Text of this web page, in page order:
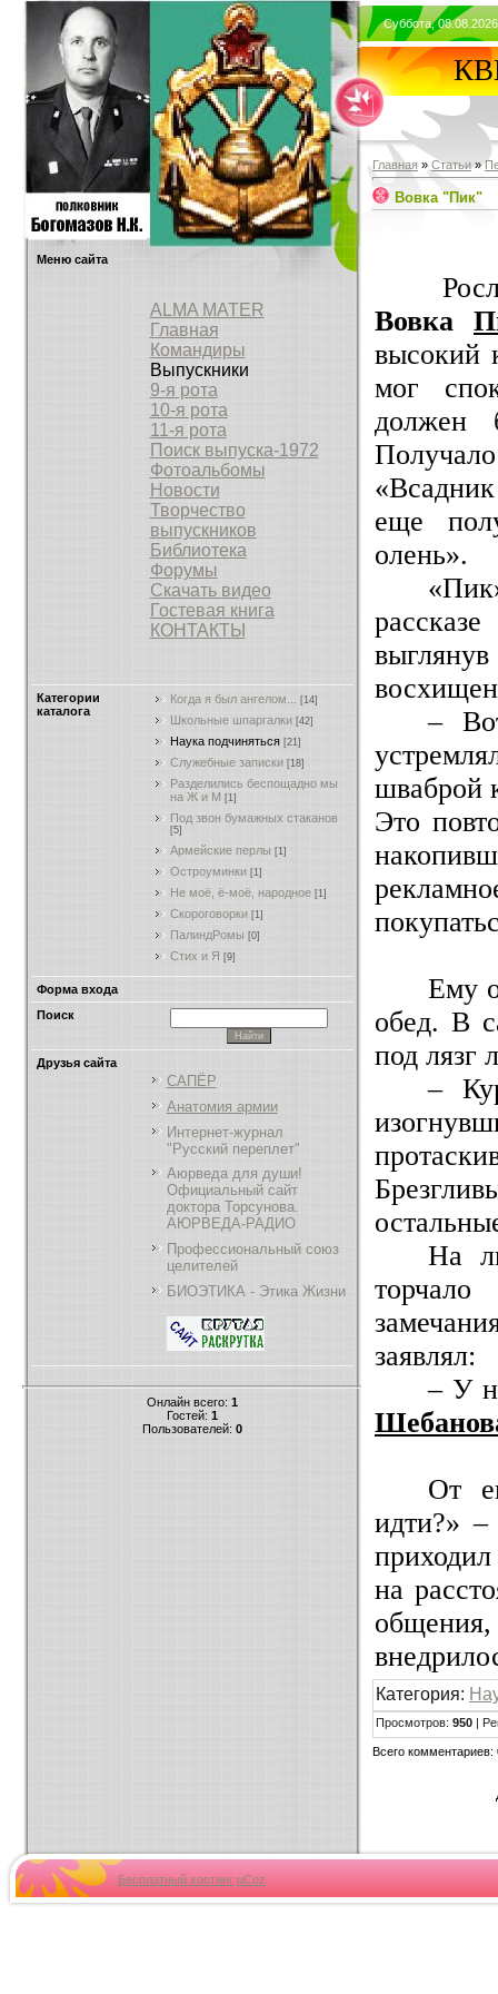
Меню сайта
ALMA MATER
Главная
Командиры
Выпускники
9-я рота
10-я рота
11-я рота
Поиск выпуска-1972
Фотоальбомы
Новости
Творчество
выпускников
Библиотека
Форумы
Скачать видео
Гостевая книга
КОНТАКТЫ
Категории
каталога
Когда я был ангелом... [14]
Школьные шпаргалки [42]
Наука подчиняться [21]
Служебные записки [18]
Разделились беспощадно мы
на Ж и М [1]
Под звон бумажных стаканов
[5]
Армейские перлы [1]
Остроуминки [1]
Не моё, ё-моё, народное [1]
Скороговорки [1]
ПалиндРомы [0]
Стих и Я [9]
Форма входа
Поиск
Друзья сайта
САПЁР
Анатомия армии
Интернет-журнал
"Русский переплет"
Аюрведа для души!
Официальный сайт
доктора Торсунова.
АЮРВЕДА-РАДИО
Профессиональный союз
целителей
БИОЭТИКА - Этика Жизни
Онлайн всего: 1
Гостей: 1
Пользователей: 0
Суббота,
Главная » Статьи »
Вовка "Пик"
Вовка
высокий
мог
должен
еще
олень».
–
шваброй
Это
Ему
обед. В
под лязг
–
На
заявлял:
– У
От
идти?»
на
Категория:
Просмотров: 950 |
Всего комментариев:
Бесплатный хостинг uCoz